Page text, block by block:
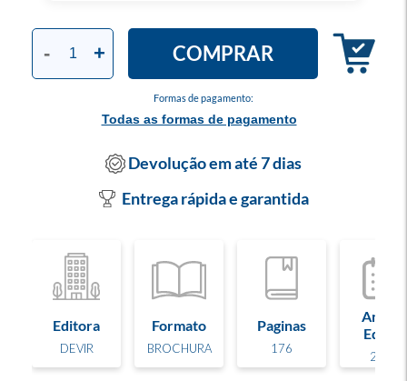
Formas de pagamento:
Todas as formas de pagamento
- + COMPRAR
Devolução em até 7 dias
Entrega rápida e garantida
Editora
DEVIR
Formato
BROCHURA
Paginas
176
Ano de
Edição
2026